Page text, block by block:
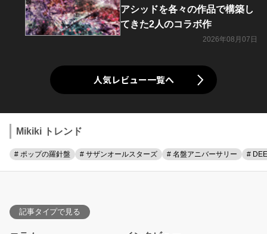
アシッドを各々の作品で構築し
てきた2人のコラボ作
2026年08月07日
人気レビュー一覧へ
Mikiki トレンド
# ポップの羅針盤 # サザンオールスターズ # 名盤アニバーサリー #
記事タイプで見る